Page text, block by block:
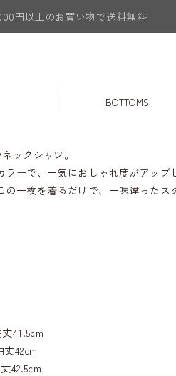
円以上のお買い物で送料無料
BOTTOMS
ックシャツ。
ーで、一気におしゃれ度がアップ
一枚を着るだけで、一味違ったス
41.5cm
丈42cm
42.5cm